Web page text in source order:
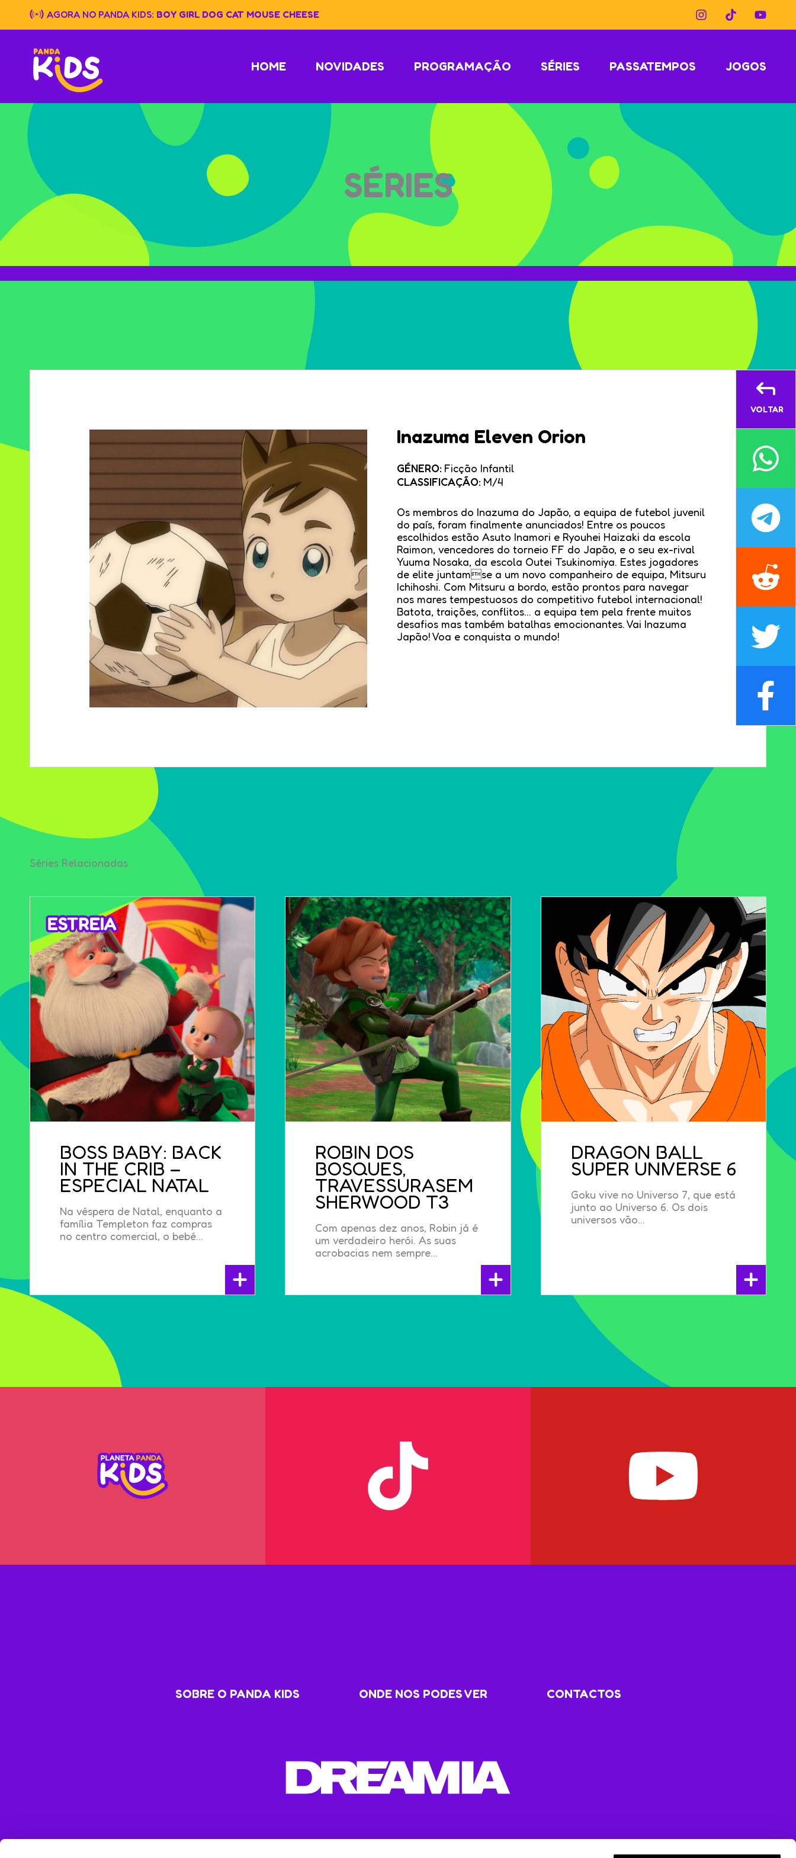
content
AGORA NO PANDA KIDS: BOY GIRL DOG CAT MOUSE CHEESE
HOME NOVIDADES PROGRAMAÇÃO SÉRIES PASSATEMPOS JOGOS
SÉRIES
Inazuma Eleven Orion
GÉNERO: Ficção Infantil
CLASSIFICAÇÃO: M/4
Os membros do Inazuma do Japão, a equipa de futebol juvenil
do país, foram finalmente anunciados! Entre os poucos
escolhidos estão Asuto Inamori e Ryouhei Haizaki da escola
Raimon, vencedores do torneio FF do Japão, e o seu ex-rival
Yuuma Nosaka, da escola Outei Tsukinomiya. Estes jogadores
de elite juntamse a um novo companheiro de equipa, Mitsuru
Ichihoshi. Com Mitsuru a bordo, estão prontos para navegar
nos mares tempestuosos do competitivo futebol internacional!
Batota, traições, conflitos… a equipa tem pela frente muitos
desafios mas também batalhas emocionantes. Vai Inazuma
Japão! Voa e conquista o mundo!
VOLTAR
Séries Relacionadas
BOSS BABY: BACK
IN THE CRIB –
ESPECIAL NATAL
Na véspera de Natal, enquanto a
família Templeton faz compras
no centro comercial, o bebé...
+
ROBIN DOS
BOSQUES,
TRAVESSURASEM
SHERWOOD T3
Com apenas dez anos, Robin já é
um verdadeiro herói. As suas
acrobacias nem sempre...
+
DRAGON BALL
SUPER UNIVERSE 6
Goku vive no Universo 7, que está
junto ao Universo 6. Os dois
universos vão...
+
SOBRE O PANDA KIDS ONDE NOS PODES VER CONTACTOS